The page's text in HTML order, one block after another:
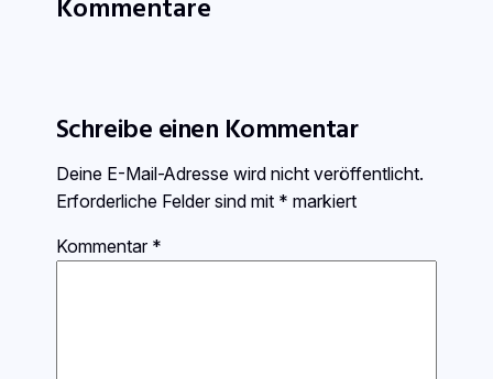
Schreibe einen Kommentar
Deine E-Mail-Adresse wird nicht veröffentlicht.
Erforderliche Felder sind mit * markiert
Kommentar *